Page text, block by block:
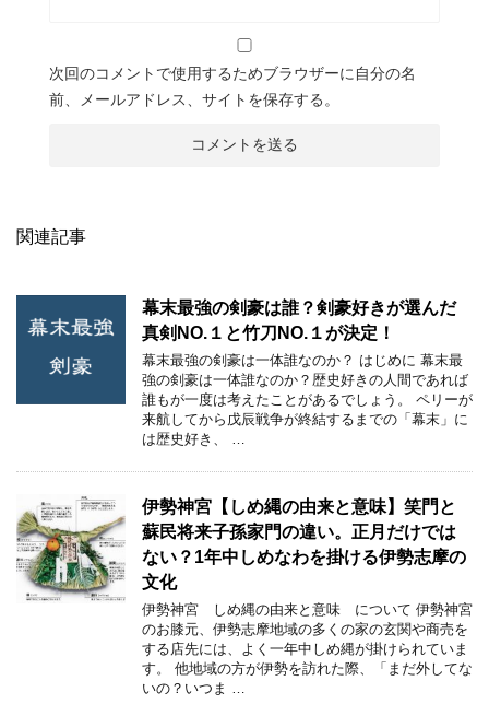
次回のコメントで使用するためブラウザーに自分の名
前、メールアドレス、サイトを保存する。
関連記事
幕末最強の剣豪は誰？剣豪好きが選んだ
真剣NO.１と竹刀NO.１が決定！
幕末最強の剣豪は一体誰なのか？ はじめに 幕末最
強の剣豪は一体誰なのか？歴史好きの人間であれば
誰もが一度は考えたことがあるでしょう。 ペリーが
来航してから戊辰戦争が終結するまでの「幕末」に
は歴史好き、 …
伊勢神宮【しめ縄の由来と意味】笑門と
蘇民将来子孫家門の違い。正月だけでは
ない？1年中しめなわを掛ける伊勢志摩の
文化
伊勢神宮 しめ縄の由来と意味 について 伊勢神宮
のお膝元、伊勢志摩地域の多くの家の玄関や商売を
する店先には、よく一年中しめ縄が掛けられていま
す。 他地域の方が伊勢を訪れた際、「まだ外してな
いの？いつま …